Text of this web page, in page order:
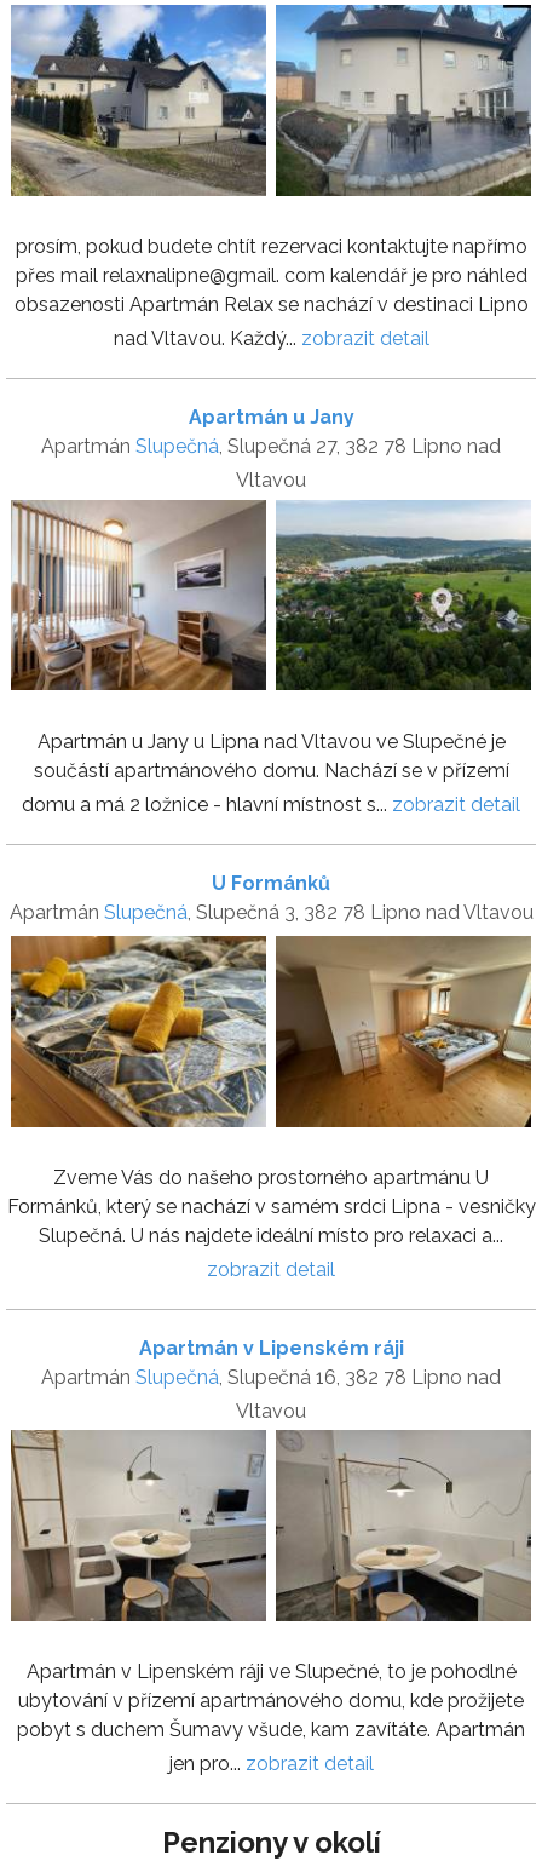
prosím, pokud budete chtít rezervaci kontaktujte napřímo
přes mail relaxnalipne@gmail. com kalendář je pro náhled
obsazenosti Apartmán Relax se nachází v destinaci Lipno
nad Vltavou. Každý... zobrazit detail
Apartmán u Jany
Apartmán Slupečná, Slupečná 27, 382 78 Lipno nad
Vltavou
Apartmán u Jany u Lipna nad Vltavou ve Slupečné je
součástí apartmánového domu. Nachází se v přízemí
domu a má 2 ložnice - hlavní místnost s... zobrazit detail
U Formánků
Apartmán Slupečná , Slupečná 3, 382 78 Lipno nad Vltavou
Zveme Vás do našeho prostorného apartmánu U
Formánků, který se nachází v samém srdci Lipna - vesničky
Slupečná. U nás najdete ideální místo pro relaxaci a...
zobrazit detail
Apartmán v Lipenském ráji
Apartmán Slupečná , Slupečná 16, 382 78 Lipno nad
Vltavou
Apartmán v Lipenském ráji ve Slupečné, to je pohodlné
ubytování v přízemí apartmánového domu, kde prožijete
pobyt s duchem Šumavy všude, kam zavítáte. Apartmán
jen pro... zobrazit detail
Penziony v okolí